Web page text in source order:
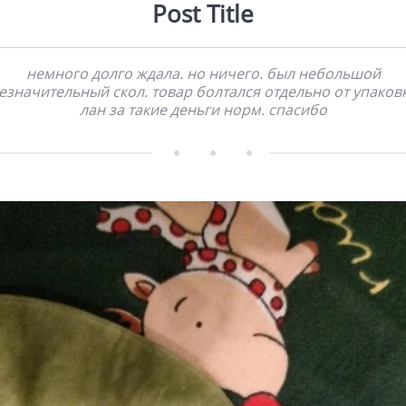
Post Title
немного долго ждала. но ничего. был небольшой
скол. товар болтался отдельно от
лан за такие деньги норм. спасибо    